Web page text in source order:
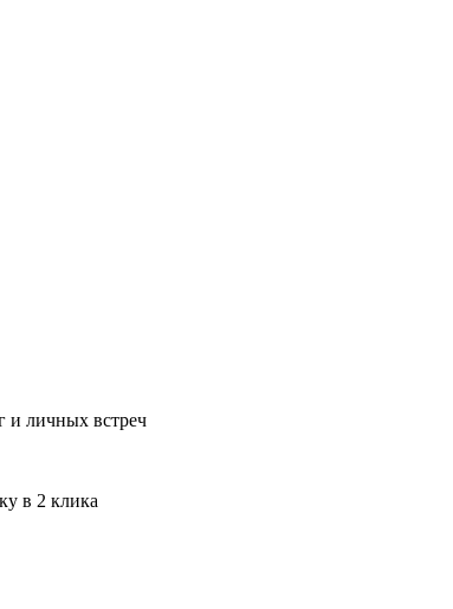
и личных встреч
в 2 клика